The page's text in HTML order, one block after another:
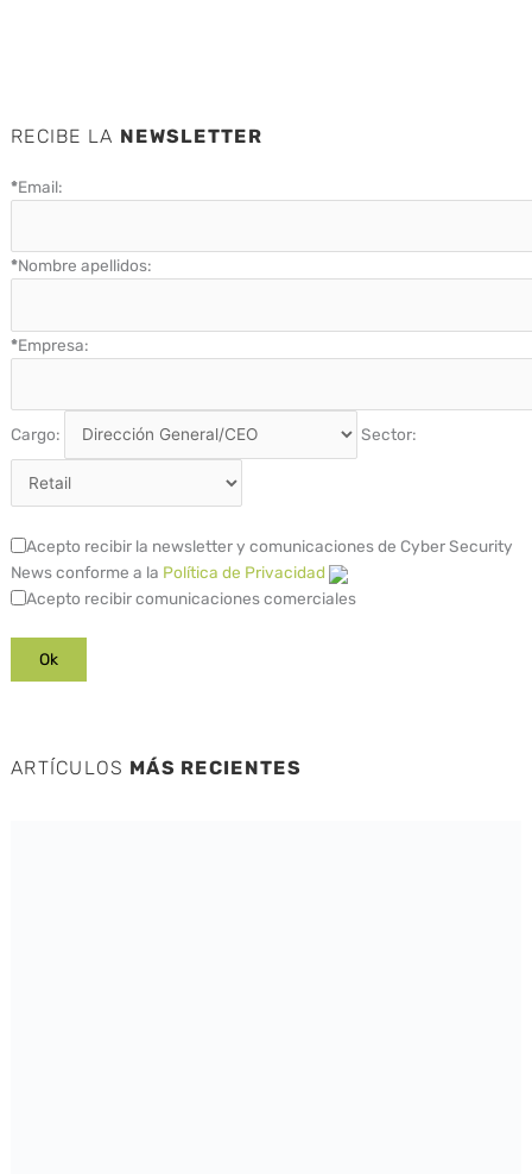
RECIBE LA NEWSLETTER
*Email:
*Nombre apellidos:
*Empresa:
Cargo: Sector:
Acepto recibir la newsletter y comunicaciones de Cyber Security
News conforme a la Política de Privacidad
Acepto recibir comunicaciones comerciales
ARTÍCULOS MÁS RECIENTES